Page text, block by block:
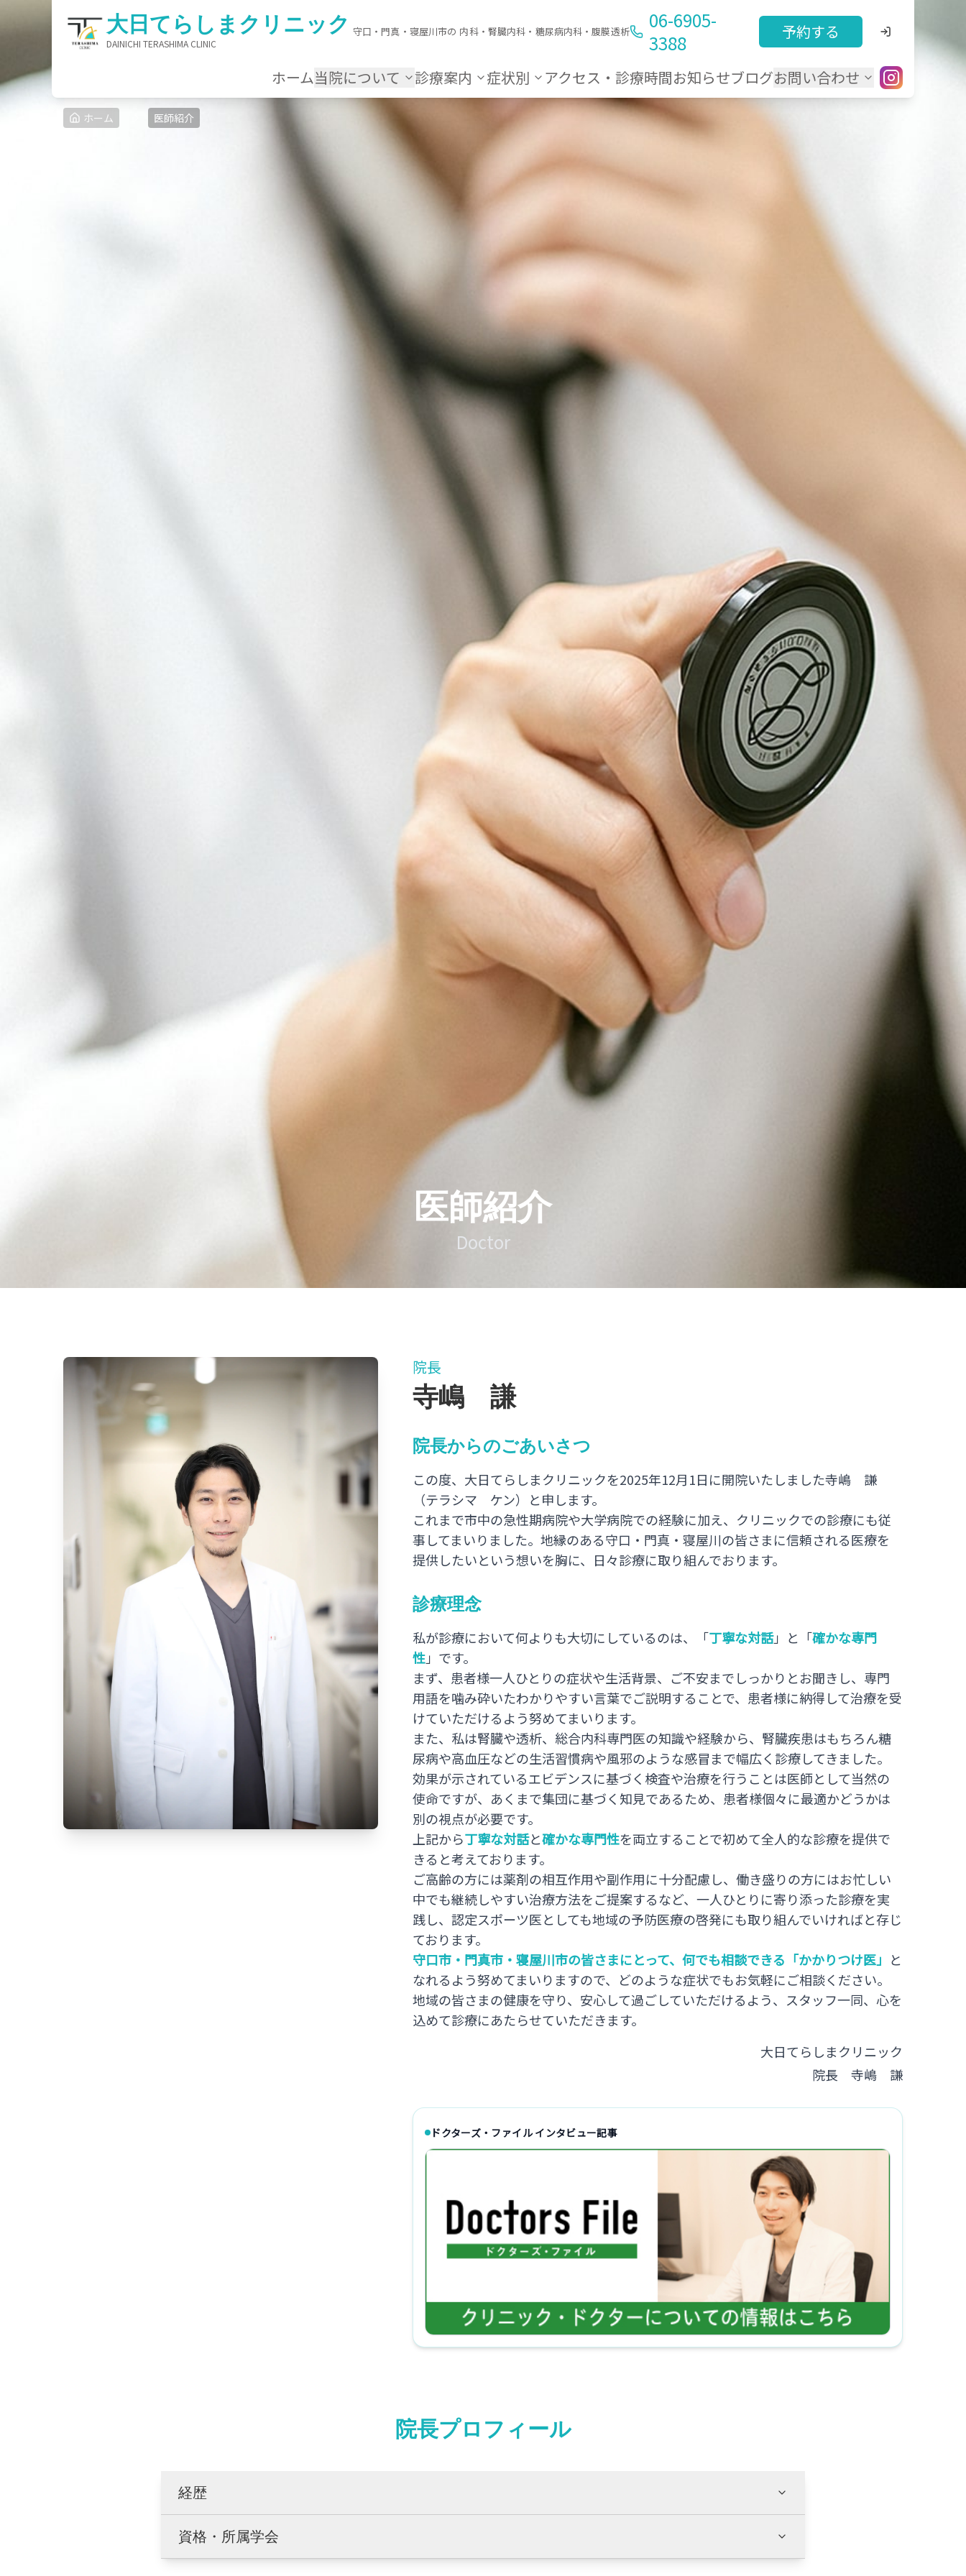
大日てらしまクリニック 守口・門真・寝屋川市の 内科・腎臓内科・糖尿病内科・腹膜透析
06-6905-
3388
予約する
ホーム当院について 診療案内 症状別 アクセス・診療時間お知らせブログお問い合わせ
ホーム 医師紹介
医師紹介
Doctor
院長
寺嶋 謙
院長からのごあいさつ
この度、大日てらしまクリニックを2025年12月1日に開院いたしました寺嶋 謙
（テラシマ ケン）と申します。
これまで市中の急性期病院や大学病院での経験に加え、クリニックでの診療にも従
事してまいりました。地縁のある守口・門真・寝屋川の皆さまに信頼される医療を
提供したいという想いを胸に、日々診療に取り組んでおります。
診療理念
私が診療において何よりも大切にしているのは、「丁寧な対話」と「確かな専門
性」です。
まず、患者様一人ひとりの症状や生活背景、ご不安までしっかりとお聞きし、専門
用語を噛み砕いたわかりやすい言葉でご説明することで、患者様に納得して治療を受
けていただけるよう努めてまいります。
また、私は腎臓や透析、総合内科専門医の知識や経験から、腎臓疾患はもちろん糖
尿病や高血圧などの生活習慣病や風邪のような感冒まで幅広く診療してきました。
効果が示されているエビデンスに基づく検査や治療を行うことは医師として当然の
使命ですが、あくまで集団に基づく知見であるため、患者様個々に最適かどうかは
別の視点が必要です。
上記から丁寧な対話と確かな専門性を両立することで初めて全人的な診療を提供で
きると考えております。
ご高齢の方には薬剤の相互作用や副作用に十分配慮し、働き盛りの方にはお忙しい
中でも継続しやすい治療方法をご提案するなど、一人ひとりに寄り添った診療を実
践し、認定スポーツ医としても地域の予防医療の啓発にも取り組んでいければと存じ
ております。
守口市・門真市・寝屋川市の皆さまにとって、何でも相談できる「かかりつけ医」 と
なれるよう努めてまいりますので、どのような症状でもお気軽にご相談ください。
地域の皆さまの健康を守り、安心して過ごしていただけるよう、スタッフ一同、心を
込めて診療にあたらせていただきます。
大日てらしまクリニック
院長 寺嶋 謙
ドクターズ・ファイル インタビュー記事
院長プロフィール
経歴
資格・所属学会